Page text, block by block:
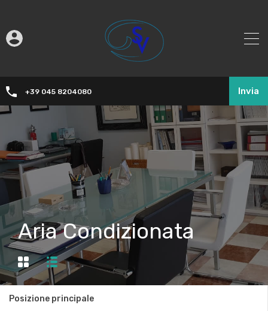
+39 045 8204080 Invia
Aria Condizionata
Posizione principale